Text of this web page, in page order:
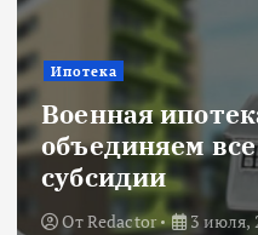
Ипотека
Военная
объединяем
субсидии
ОтRedactor 3 июля,